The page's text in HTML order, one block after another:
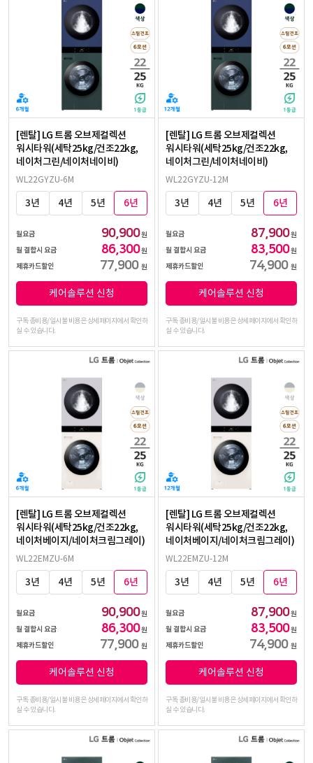
[렌탈] LG 트롬 오브제컬렉션
워시타워(세탁25kg/건조22kg,
네이처그린/네이처네이비)
WL22GYZU-6M
3년 4년 5년 6년
월요금 90,900원
월 결합시 요금
86,300원
제휴카드할인
77,900 원
케어솔루션 신청
구독 총비용/일시불 비용은 상세페이지에서 확인하
실 수 있습니다.
[렌탈] LG 트롬 오브제컬렉션
워시타워(세탁25kg/건조22kg,
네이처그린/네이처네이비)
WL22GYZU-12M
3년 4년 5년 6년
월요금 87,900원
월 결합시 요금
83,500원
제휴카드할인
74,900 원
케어솔루션 신청
구독 총비용/일시불 비용은 상세페이지에서 확인하
실 수 있습니다.
[렌탈] LG 트롬 오브제컬렉션
워시타워(세탁25kg/건조22kg,
네이처베이지/네이처크림그레이)
WL22EMZU-6M
3년 4년 5년 6년
월요금 90,900원
월 결합시 요금
86,300원
제휴카드할인
77,900 원
케어솔루션 신청
구독 총비용/일시불 비용은 상세페이지에서 확인하
실 수 있습니다.
[렌탈] LG 트롬 오브제컬렉션
워시타워(세탁25kg/건조22kg,
네이처베이지/네이처크림그레이)
WL22EMZU-12M
3년 4년 5년 6년
월요금 87,900원
월 결합시 요금
83,500원
제휴카드할인
74,900 원
케어솔루션 신청
구독 총비용/일시불 비용은 상세페이지에서 확인하
실 수 있습니다.